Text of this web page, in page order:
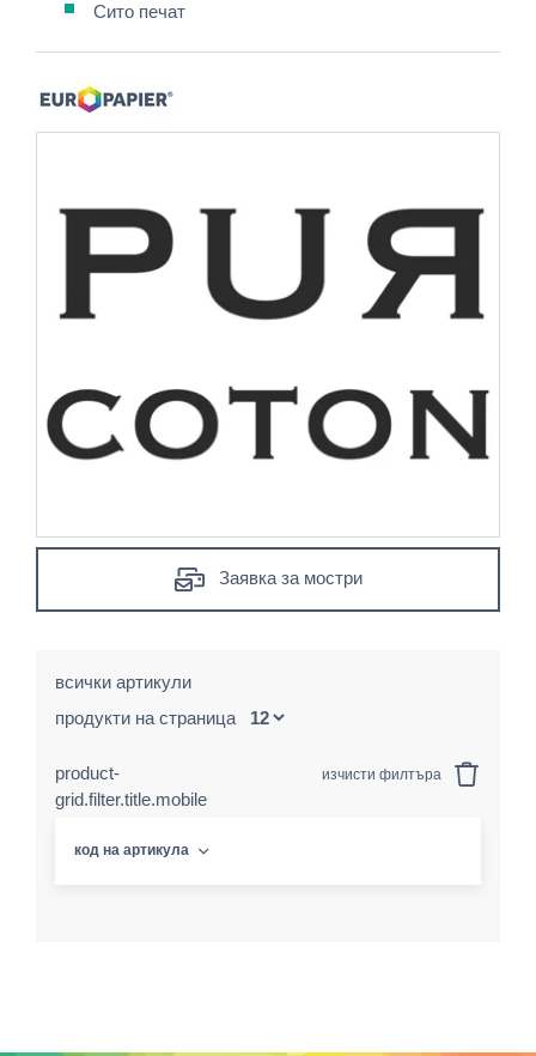
Сито печат
Заявка за мостри
всички артикули
продукти на страница
product-
grid.filter.title.mobile
изчисти филтъра
код на артикула